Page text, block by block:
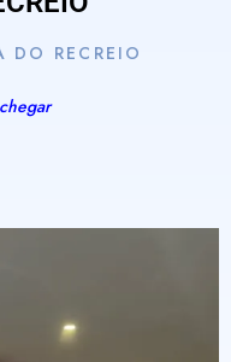
DO RECREIO